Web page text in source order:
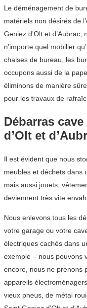
Le déménagement de
matériels non désirés de
Geniez d’Olt et
n’importe quel mobilier
chaises de bureau, les
occupons aussi de la
éliminons de manière
pour les travaux de
Débarras
d’Olt et
Il est évident que nous
meubles et déchets dans
mais aussi jouets,
deviennent très vite
Nous enlevons tous les
votre garage ou votre
électriques cachés dans
exemple – nous pouvons
encore, nous ne prenons
appareils
vieux pneus, de métal